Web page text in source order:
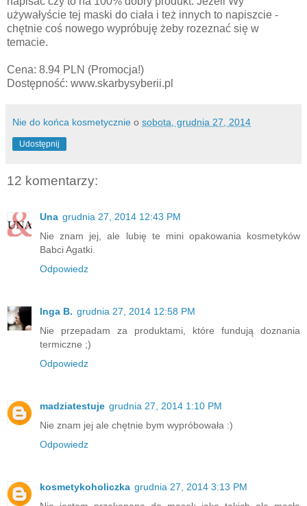
używałyście tej maski do ciała i też innych to napiszcie -
chętnie coś nowego wypróbuję żeby rozeznać się w
temacie.
Cena: 8.94 PLN (Promocja!)
Dostępność: www.skarbysyberii.pl
Nie do końca kosmetycznie o sobota, grudnia 27, 2014
Udostępnij
12 komentarzy:
Una grudnia 27, 2014 12:43 PM
Nie znam jej, ale lubię te mini opakowania kosmetyków
Babci Agatki.
Odpowiedz
Inga B. grudnia 27, 2014 12:58 PM
Nie przepadam za produktami, które fundują doznania
termiczne ;)
Odpowiedz
madziatestuje grudnia 27, 2014 1:10 PM
Nie znam jej ale chętnie bym wypróbowała :)
Odpowiedz
kosmetykoholiczka grudnia 27, 2014 3:13 PM